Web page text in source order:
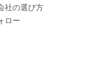
社の選び方
ロー